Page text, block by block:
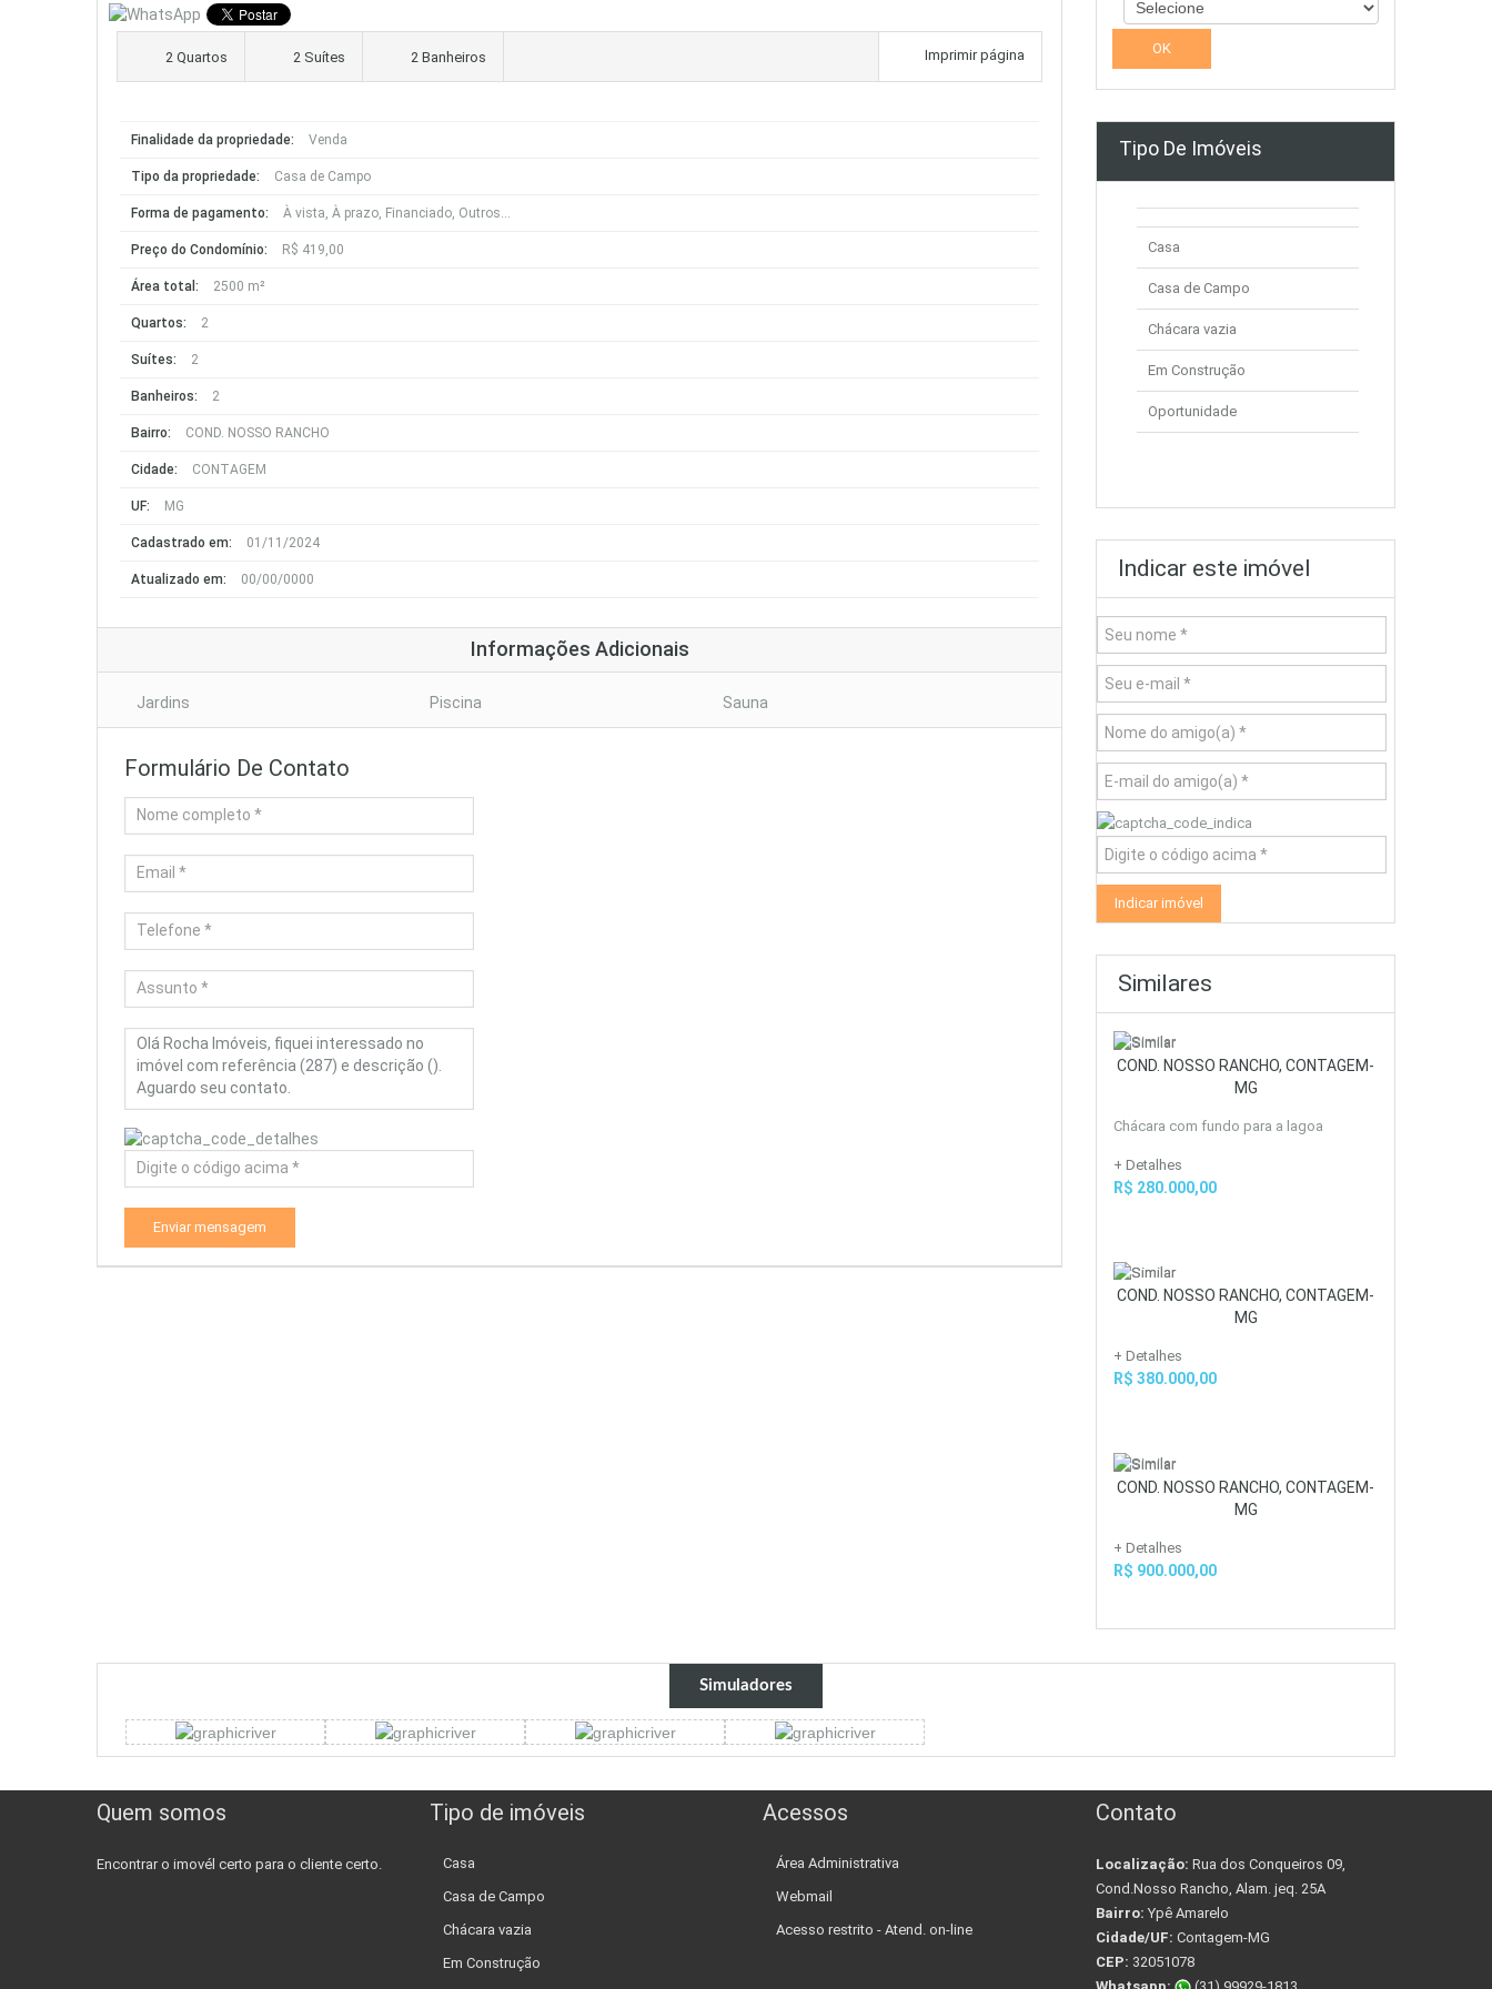
2 Quartos 2 Suítes 2 Banheiros Imprimir página
Finalidade da propriedade: Venda
Tipo da propriedade: Casa de Campo
Forma de pagamento: À vista, À prazo, Financiado, Outros...
Preço do Condomínio: R$ 419,00
Área total: 2500 m²
Quartos: 2
Suítes: 2
Banheiros: 2
Bairro: COND. NOSSO RANCHO
Cidade: CONTAGEM
UF: MG
Cadastrado em: 01/11/2024
Atualizado em: 00/00/0000
Informações Adicionais
Jardins Piscina Sauna
Formulário De Contato
Enviar mensagem
Tipo De Imóveis
Casa
Casa de Campo
Chácara vazia
Em Construção
Oportunidade
Indicar este imóvel
Similares
COND. NOSSO RANCHO, CONTAGEM-
MG
Chácara com fundo para a lagoa
+ Detalhes
R$ 280.000,00
COND. NOSSO RANCHO, CONTAGEM-
MG
+ Detalhes
R$ 380.000,00
COND. NOSSO RANCHO, CONTAGEM-
MG
+ Detalhes
R$ 900.000,00
Simuladores
Quem somos
Encontrar o imovél certo para o cliente certo.
Tipo de imóveis
Casa
Casa de Campo
Chácara vazia
Em Construção
Acessos
Área Administrativa
Webmail
Acesso restrito - Atend. on-line
Contato
Localização: Rua dos Conqueiros 09,
Cond.Nosso Rancho, Alam. jeq. 25A
Bairro: Ypê Amarelo
Cidade/UF: Contagem-MG
CEP: 32051078